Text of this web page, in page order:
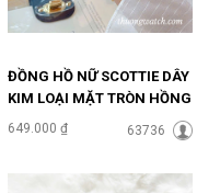
ĐỒNG HỒ NỮ SCOTTIE DÂY
KIM LOẠI MẶT TRÒN HỒNG
PASTEL ĐHĐ48301
649.000 ₫ 63736